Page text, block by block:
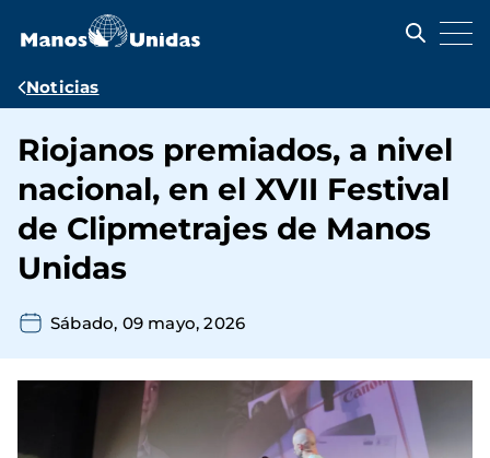
contenido
Ruta
navegación
Noticias
Riojanos premiados, a nivel
nacional, en el XVII Festival
de Clipmetrajes de Manos
Unidas
Sábado, 09 mayo, 2026